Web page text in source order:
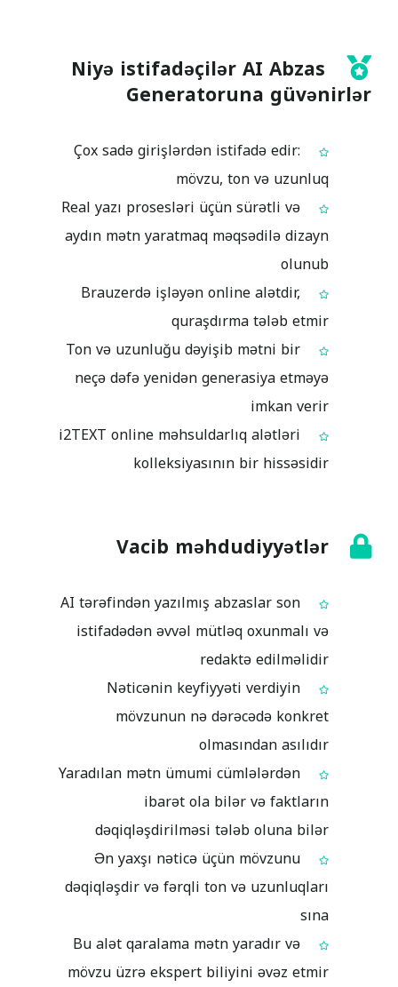
Niyə istifadəçilər AI Abzas
Generatoruna güvənirlər
Çox sadə girişlərdən istifadə edir:
mövzu, ton və uzunluq
Real yazı prosesləri üçün sürətli və
aydın mətn yaratmaq məqsədilə dizayn
olunub
Brauzerdə işləyən online alətdir,
quraşdırma tələb etmir
Ton və uzunluğu dəyişib mətni bir
neçə dəfə yenidən generasiya etməyə
imkan verir
i2TEXT online məhsuldarlıq alətləri
kolleksiyasının bir hissəsidir
Vacib məhdudiyyətlər
AI tərəfindən yazılmış abzaslar son
istifadədən əvvəl mütləq oxunmalı və
redaktə edilməlidir
Nəticənin keyfiyyəti verdiyin
mövzunun nə dərəcədə konkret
olmasından asılıdır
Yaradılan mətn ümumi cümlələrdən
ibarət ola bilər və faktların
dəqiqləşdirilməsi tələb oluna bilər
Ən yaxşı nəticə üçün mövzunu
dəqiqləşdir və fərqli ton və uzunluqları
sına
Bu alət qaralama mətn yaradır və
mövzu üzrə ekspert biliyini əvəz etmir